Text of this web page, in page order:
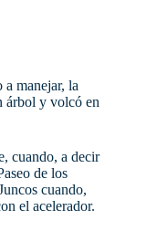
a manejar, la
árbol y volcó en
cuando, a decir
de los
cuando,
el acelerador.